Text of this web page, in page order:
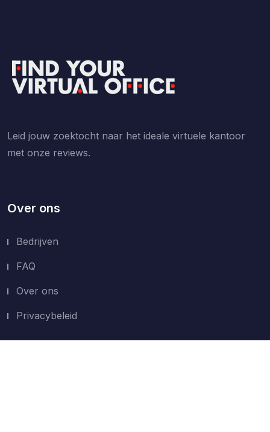
Leid jouw zoektocht naar het ideale virtuele kantoor
met onze reviews.
Over ons
Bedrijven
FAQ
Over ons
Privacybeleid